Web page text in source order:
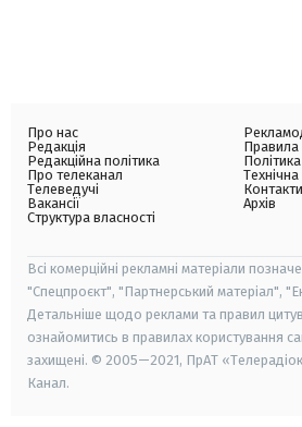
Про нас
Редакція
Редакційна політика
Про телеканал
Телеведучі
Вакансії
Структура власності
Правила
Контакти
Архів
Всі комерційні рекламні матеріали
"Спецпроєкт", "Партнерський матеріал",
Детальніше щодо реклами та правил
ознайомитись в правилах користування
захищені. © 2005—2021, ПрАТ
Канал.